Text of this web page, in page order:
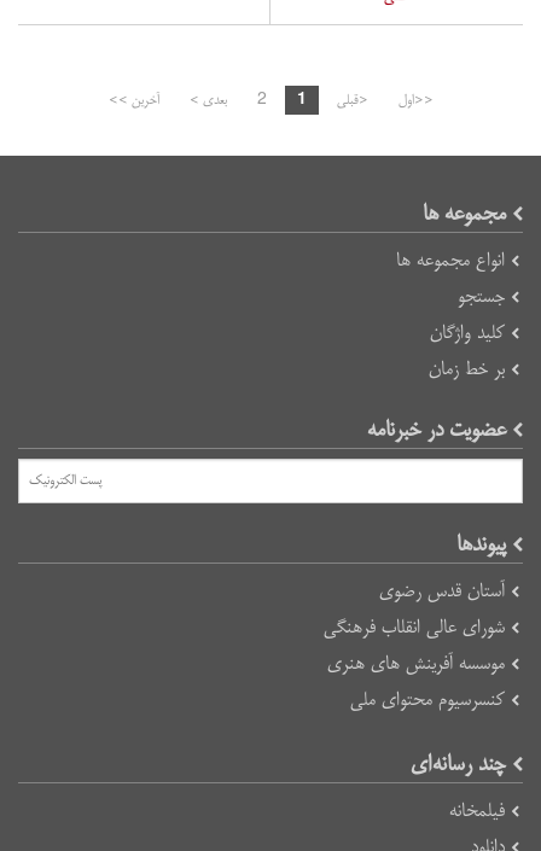
<<اول <قبلی 1
2 بعدی > آخرین >>
مجموعه ها
انواع مجموعه ها
جستجو
کلید واژگان
بر خط زمان
عضویت در خبرنامه
پیوند‌ها
آستان قدس رضوی
شورای عالی انقلاب فرهنگی
موسسه آفرینش های هنری
کنسرسیوم محتوای ملی
چند رسانه‌ای
فیلمخانه